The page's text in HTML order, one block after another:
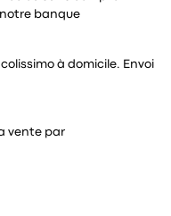
banque
à domicile. Envoi
vente par